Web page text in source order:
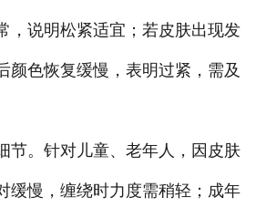
，说明松紧适宜；若皮肤出现发
颜色恢复缓慢，表明过紧，需及
。针对儿童、老年人，因皮肤
缓慢，缠绕时力度需稍轻；成年